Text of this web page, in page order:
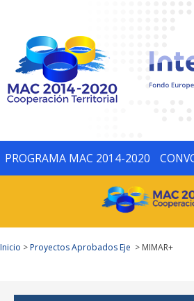
PROGRAMA MAC 2014-2020
Inicio >Proyectos Aprobados Eje > MIMAR+